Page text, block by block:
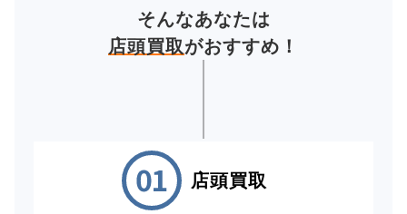
そんなあなたは
店頭買取がおすすめ！
店頭買取